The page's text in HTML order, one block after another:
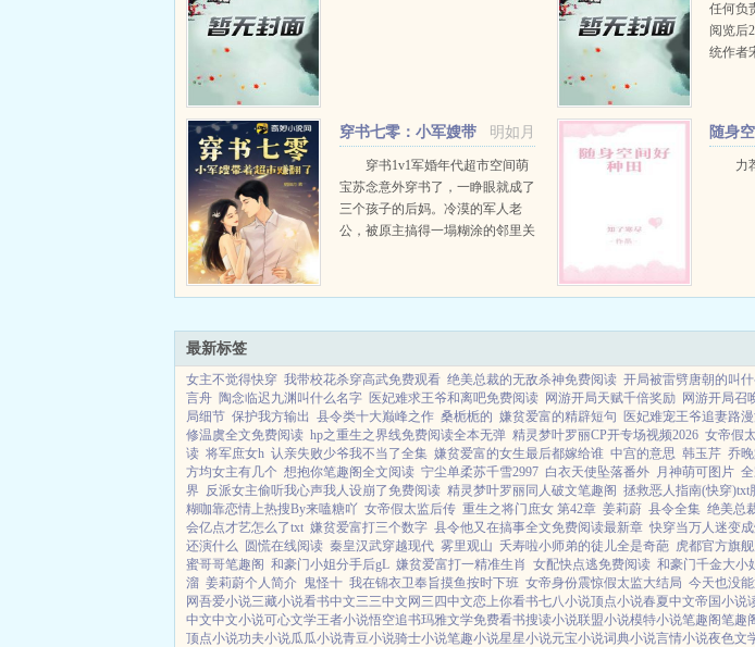
任何负
阅览后
统作者
在清宫
明如月
穿书七零：小军嫂带
着超市赚翻了
穿书1v1军婚年代超市空间萌
宝苏念意外穿书了，一睁眼就成了
三个孩子的后妈。冷漠的军人老
公，被原主搞得一塌糊涂的邻里关
薄，让她把前世的小超市一并带了
随身
力
最新标签
女主不觉得快穿 我带校花杀穿高武免费观看 绝美总裁的无敌杀神免费阅读 开局被雷劈唐朝的叫
言舟 陶念临迟九渊叫什么名字 医妃难求王爷和离吧免费阅读 网游开局天赋千倍奖励 网游开局召
局细节 保护我方输出 县令类十大巅峰之作 桑栀栀的 嫌贫爱富的精辟短句 医妃难宠王爷追妻路
修温虞全文免费阅读 hp之重生之界线免费阅读全本无弹 精灵梦叶罗丽CP开专场视频2026 女帝假
读 将军庶女h 认亲失败少爷我不当了全集 嫌贫爱富的女生最后都嫁给谁 中宫的意思 韩玉芹 乔
方均女主有几个 想抱你笔趣阁全文阅读 宁尘单柔苏千雪2997 白衣天使坠落番外 月神萌可图片
界 反派女主偷听我心声我人设崩了免费阅读 精灵梦叶罗丽同人破文笔趣阁 拯救恶人指南(快穿)txt
糊咖靠恋情上热搜By来嗑糖吖 女帝假太监后传 重生之将门庶女 第42章 姜莉蔚 县令全集 绝美总
会亿点才艺怎么了txt 嫌贫爱富打三个数字 县令他又在搞事全文免费阅读最新章 快穿当万人迷变
还演什么
圆慌在线阅读 秦皇汉武穿越现代 雾里观山 夭寿啦小师弟的徒儿全是奇葩 虎都官方旗
蜜哥哥笔趣阁 和豪门小姐分手后gL 嫌贫爱富打一精准生肖 女配快点逃免费阅读 和豪门千金大小
溜 姜莉蔚个人简介 鬼怪十 我在锦衣卫奉旨摸鱼按时下班 女帝身份震惊假太监大结局 今天也没
网吾爱小说三藏小说看书中文三三中文网 三四中文恋上你看书七八小说顶点小说春夏中文帝国小说
中文中文小说可心文学王者小说悟空追书玛雅文学免费看书搜读小说联盟小说模特小说笔趣阁笔趣
顶点小说功夫小说瓜瓜小说青豆小说骑士小说笔趣小说星星小说元宝小说词典小说言情小说夜色文